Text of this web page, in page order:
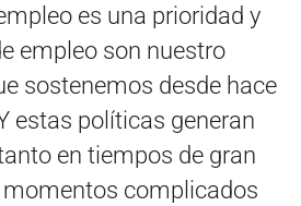
es una prioridad y
empleo son nuestro
sostenemos desde hace
estas políticas generan
en tiempos de gran
complicados